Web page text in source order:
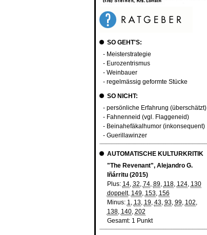
SO GEHT'S:
- Meisterstrategie
- Eurozentrismus
- Weinbauer
- regelmässig geformte Stücke
SO NICHT:
- persönliche Erfahrung (überschätzt)
- Fahnenneid (vgl. Flaggeneid)
- Beinahefäkalhumor (inkonsequent)
- Guerillawinzer
AUTOMATISCHE KULTURKRITIK
"The Revenant", Alejandro G.
Iñárritu (2015)
Plus: 14, 32, 74, 89, 118, 124, 130
doppelt, 149, 153, 156
Minus: 1, 13, 19, 43, 93, 99, 102,
138, 140, 202
Gesamt: 1 Punkt